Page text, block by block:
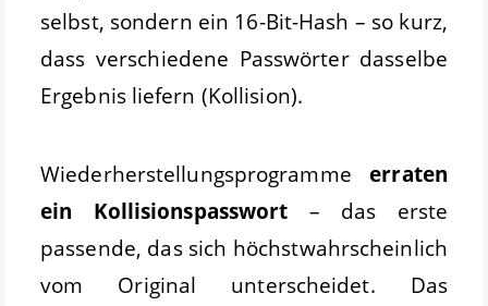
selbst, sondern ein 16-Bit-Hash – so kurz,
dass verschiedene Passwörter dasselbe
Ergebnis liefern (Kollision).
Wiederherstellungsprogrammeerraten
ein Kollisionspasswort – das erste
passende, das sich höchstwahrscheinlich
vom Original unterscheidet. Das